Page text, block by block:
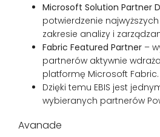
Microsoft Solution Partner
potwierdzenie
zakresie analizy i
Fabric Featured Partner –
partnerów aktywnie
platformę Microsoft Fabric.
Dzięki temu EBIS jest
wybieranych partnerów
Avanade